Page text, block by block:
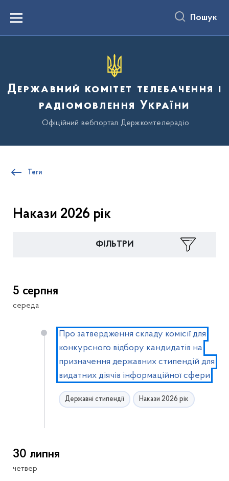
вмістуMenu Пошук
Державний комітет телебачення і
радіомовлення України
Офіційний вебпортал Держкомтелерадіо
Теги
Накази 2026 рік
ФІЛЬТРИ
5 серпня
середа
Про затвердження складу комісії для
конкурсного відбору кандидатів на
призначення державних стипендій для
видатних діячів інформаційної сфери
Державні стипендії Накази 2026 рік
30 липня
четвер